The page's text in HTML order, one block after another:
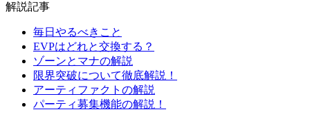
解説記事
毎日やるべきこと
EVPはどれと交換する？
ゾーンとマナの解説
限界突破について徹底解説！
アーティファクトの解説
パーティ募集機能の解説！